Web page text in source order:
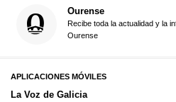
Ourense
Recibe toda la actualidad y la
Ourense
APLICACIONES MÓVILES
La Voz de Galicia